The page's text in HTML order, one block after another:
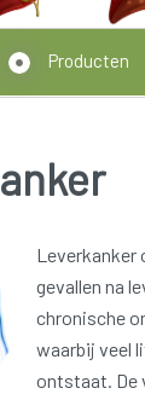
Producten
Leverkanker
gevallen na
chronische
waarbij veel
ontstaat. De